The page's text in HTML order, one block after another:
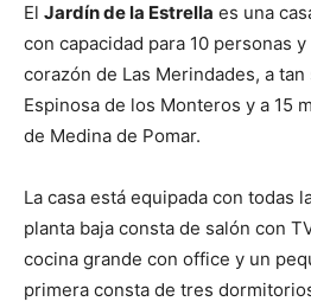
El Jardín de la Estrella es una
con capacidad para 10 personas
corazón de Las Merindades, a
Espinosa de los Monteros y a 15
de Medina de Pomar.
La casa está equipada con todas
planta baja consta de salón con
cocina grande con office y un
primera consta de tres